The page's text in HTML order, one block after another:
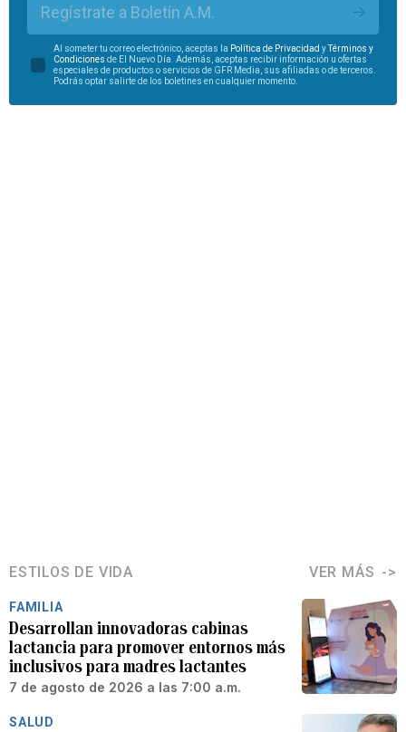
Regístrate a Boletín A.M.
Al someter tu correo electrónico, aceptas la Política de Privacidad yTérminos y
Condiciones de El Nuevo Día. Además, aceptas recibir información u ofertas
especiales de productos o servicios de GFR Media, sus afiliadas o de terceros.
Podrás optar salirte de los boletines en cualquier momento.
ESTILOS DE VIDA VER MÁS
FAMILIA
Desarrollan innovadoras cabinas
lactancia para promover entornos más
inclusivos para madres lactantes
7 de agosto de 2026 a las 7:00 a.m.
SALUD